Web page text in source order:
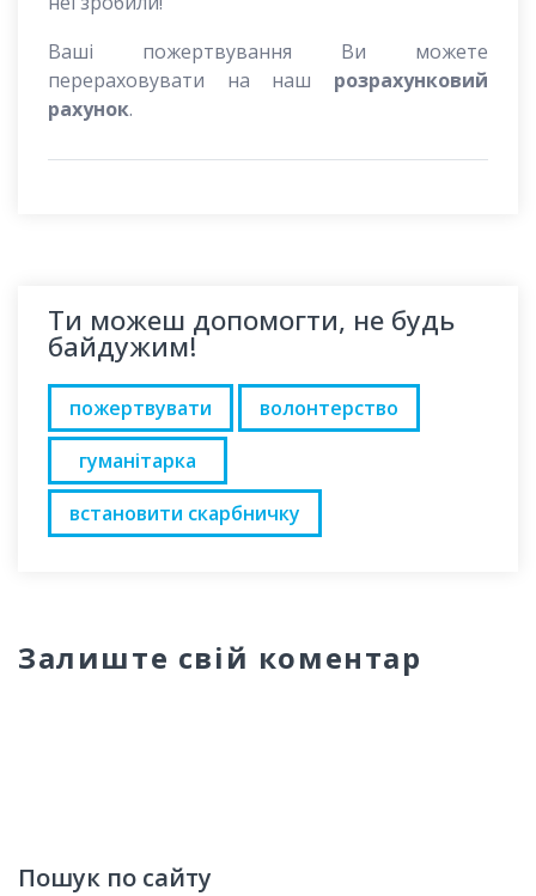
Ваші пожертвування Ви можете
перераховувати на наш розрахунковий
рахунок.
Ти можеш допомогти, не будь
байдужим!
пожертвувати
волонтерство
гуманітарка
встановити скарбничку
Залиште свій коментар
Пошук по сайту